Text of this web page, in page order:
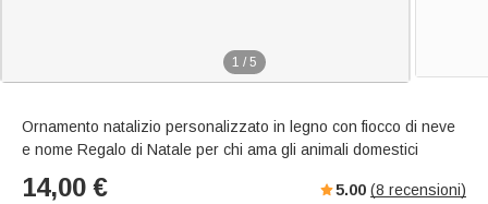
1 / 5
Ornamento natalizio personalizzato in legno con fiocco di neve
e nome Regalo di Natale per chi ama gli animali domestici
14,00 € 5.00 (8 recensioni)